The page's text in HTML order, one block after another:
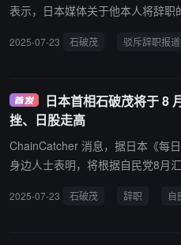
表示，日本媒体关于他本人将辞职的
田文雄的会面，“未讨论辞职问题”
他的命运已成定局。日本执政党自
议，可以预见，这将成为石破茂的
明显喜忧参半，股市上涨，债市抛
消息和政治不确定性的影响。（金
2025-07-23 石破茂 驳斥辞职报道
日本首相石破茂将于 8
挫、日股走高
ChainCatcher 消息，据日本《每
身边人士表明，将根据自民党8月
郎、自民党副总裁菅义伟及前首相
2025-07-23 石破茂 辞职 自